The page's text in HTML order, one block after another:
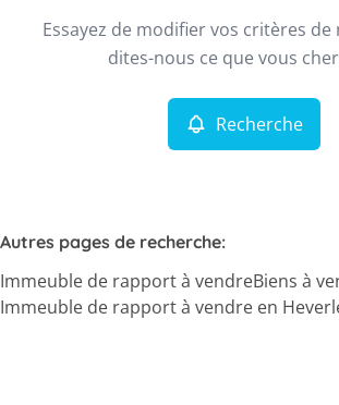
Immeuble de rapport Remove
Max. budget
Recherche Trier par
Essayez de modifier vos critères
dites-nous ce que vous
Recherche
Autres pages de recherche:
Immeuble de rapport à vendreBiens à
Immeuble de rapport à vendre en